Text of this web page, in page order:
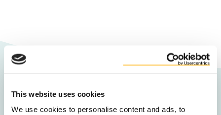
This website uses cookies
We use cookies to personalise content and ads, to
Conseils
Vous produisez des aliments, des boissons ou